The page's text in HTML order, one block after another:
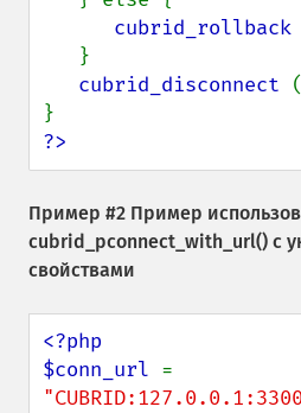
cubrid_rollback
cubrid_disconnect (
?>
Пример #2 Пример
cubrid_pconnect_with_url() с
свойствами
<?php
$conn_url